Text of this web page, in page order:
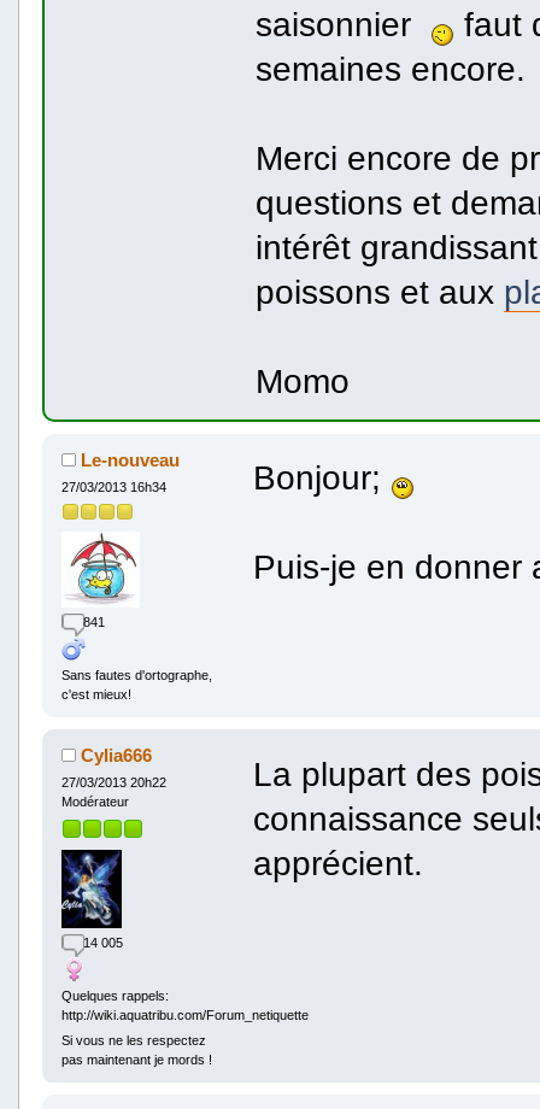
saisonnier
faut
semaines encore.
Merci encore de
questions et
intérêt
poissons et aux
Momo
Le-nouveau
27/03/2013 16h34
841
Sans fautes d'ortographe,
c'est mieux!
Bonjour;
Puis-je en donner
Cylia666
27/03/2013 20h22
Modérateur
14 005
Quelques rappels:
http://wiki.aquatribu.com/Forum_netiquette
Si vous ne les respectez
pas maintenant je mords !
La plupart des
connaissance
apprécient.